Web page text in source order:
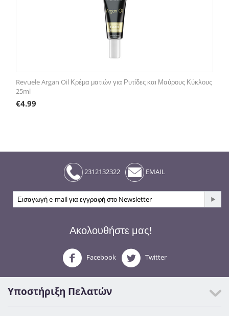
Revuele Argan Oil Κρέμα ματιών για Ρυτίδες και Μαύρους Κύκλους
25ml
€4.99
2312132322 EMAIL
Ακολουθήστε μας!
Facebook Twitter
Υποστήριξη Πελατών